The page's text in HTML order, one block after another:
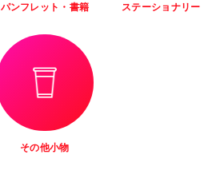
パンフレット・書籍 ステーショナリー
その他小物